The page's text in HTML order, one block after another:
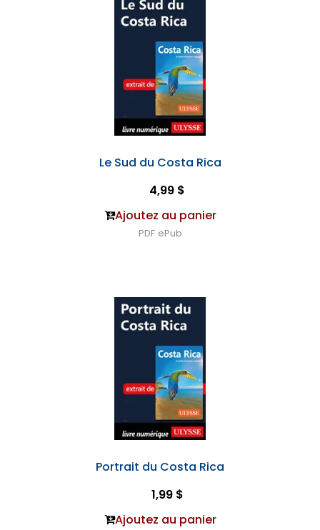
Le Sud du Costa Rica
4,99 $
Ajoutez au panier
PDF ePub
Portrait du Costa Rica
1,99 $
Ajoutez au panier